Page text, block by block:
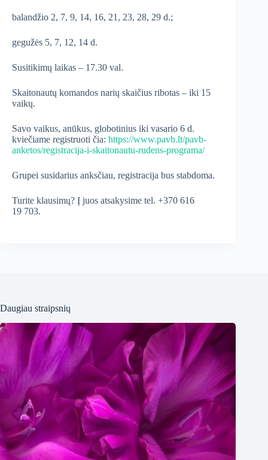
balandžio 2, 7, 9, 14, 16, 21, 23, 28, 29 d.;
gegužės 5, 7, 12, 14 d.
Susitikimų laikas – 17.30 val.
Skaitonautų komandos narių skaičius ribotas – iki 15
vaikų.
Savo vaikus, anūkus, globotinius iki vasario 6 d.
kviečiame registruoti čia: https://www.pavb.lt/pavb-
anketos/registracija-i-skaitonautu-rudens-programa/
Grupei susidarius anksčiau, registracija bus stabdoma.
Turite klausimų? Į juos atsakysime tel. +370 616
19 703.
Daugiau straipsnių